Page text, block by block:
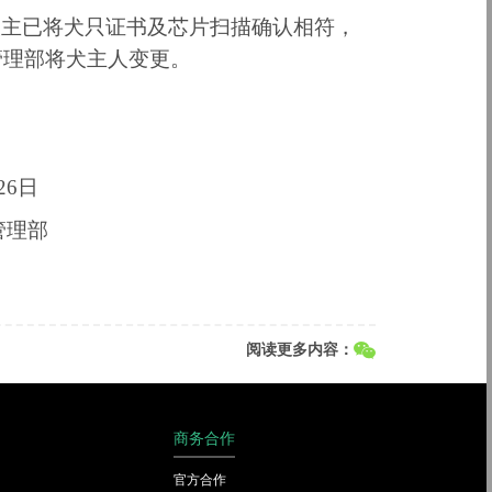
已将犬只证书及芯片扫描确认相符，
部将犬主人变更。
日
理部
阅读更多内容：
商务合作
官方合作